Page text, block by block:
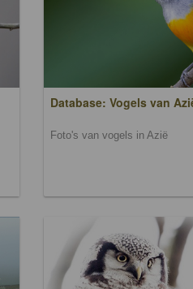
Database: Vogels van
Foto's van vogels in Azië